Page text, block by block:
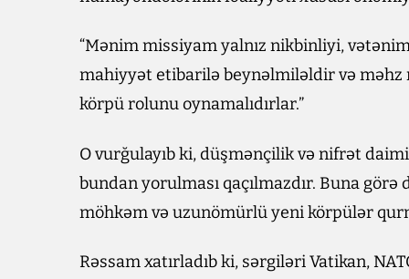
“Mənim missiyam yalnız nikbinliyi,
mahiyyət etibarilə beynəlmiləldir və məhz
körpü rolunu oynamalıdırlar.”
O vurğulayıb ki, düşmənçilik və nifrət
bundan yorulması qaçılmazdır. Buna
möhkəm və uzunömürlü yeni körpülər
Rəssam xatırladıb ki, sərgiləri Vatikan,